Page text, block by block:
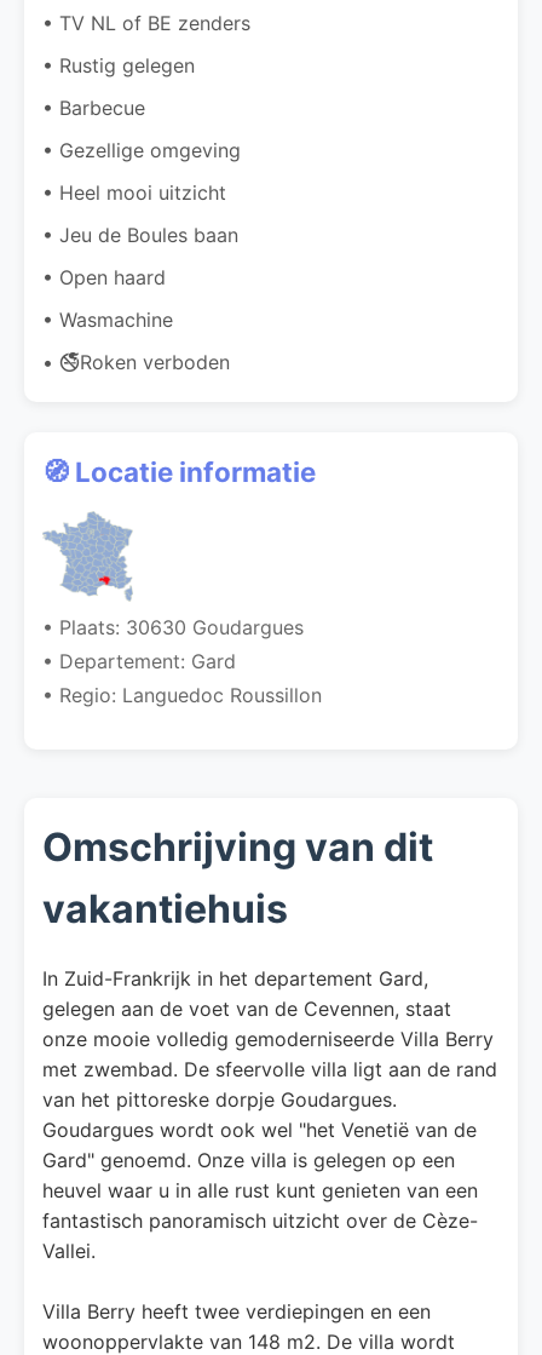
• TV NL of BE zenders
• Rustig gelegen
• Barbecue
• Gezellige omgeving
• Heel mooi uitzicht
• Jeu de Boules baan
• Open haard
• Wasmachine
• 🚭Roken verboden
🧭 Locatie informatie
• Plaats: 30630 Goudargues
• Departement: Gard
• Regio: Languedoc Roussillon
Omschrijving van dit
vakantiehuis
In Zuid-Frankrijk in het departement Gard,
gelegen aan de voet van de Cevennen, staat
onze mooie volledig gemoderniseerde Villa Berry
met zwembad. De sfeervolle villa ligt aan de rand
van het pittoreske dorpje Goudargues.
Goudargues wordt ook wel "het Venetië van de
Gard" genoemd. Onze villa is gelegen op een
heuvel waar u in alle rust kunt genieten van een
fantastisch panoramisch uitzicht over de Cèze-
Vallei.
Villa Berry heeft twee verdiepingen en een
woonoppervlakte van 148 m2. De villa wordt